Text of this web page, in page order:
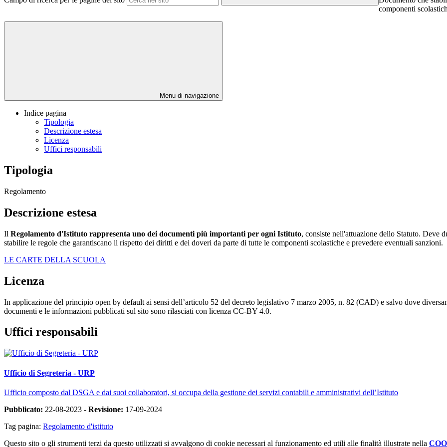
componenti
Menu di navigazione
Indice pagina
Tipologia
Descrizione estesa
Licenza
Uffici responsabili
Tipologia
Regolamento
Descrizione estesa
Il Regolamento d'Istituto rappresenta uno dei documenti più importanti per ogni Istituto, consiste nell'attuazione dello Statuto. Deve
stabilire le regole che garantiscano il rispetto dei diritti e dei doveri da parte di tutte le componenti scolastiche e prevedere eventuali sanzioni.
LE CARTE DELLA SCUOLA
Licenza
In applicazione del principio open by default ai sensi dell’articolo 52 del decreto legislativo 7 marzo 2005, n. 82 (CAD) e salvo dove
documenti e le informazioni pubblicati sul sito sono rilasciati con licenza CC-BY 4.0.
Uffici responsabili
Ufficio di Segreteria - URP
Ufficio composto dal DSGA e dai suoi collaboratori, si occupa della gestione dei servizi contabili e amministrativi dell’Istituto
Pubblicato: 22-08-2023 - Revisione: 17-09-2024
Tag pagina: Regolamento d'istituto
Questo sito o gli strumenti terzi da questo utilizzati si avvalgono di cookie necessari al funzionamento ed utili alle finalità illustrate nella